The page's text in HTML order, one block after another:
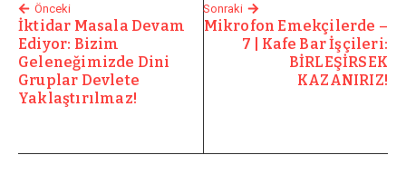
Önceki
İktidar Masala Devam
Ediyor: Bizim
Geleneğimizde Dini
Gruplar Devlete
Yaklaştırılmaz!
Sonraki
Mikrofon Emekçilerde –
7 | Kafe Bar İşçileri:
BİRLEŞİRSEK
KAZANIRIZ!